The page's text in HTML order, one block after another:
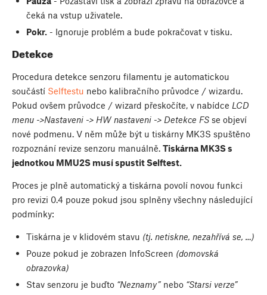
čeká na vstup uživatele.
Pokr.- Ignoruje problém a bude pokračovat v tisku.
Detekce
Procedura detekce senzoru filamentu je automatickou
součástí Selftestu nebo kalibračního průvodce / wizardu.
Pokud ovšem průvodce / wizard přeskočíte, v nabídce LCD
menu ->Nastaveni -> HW nastaveni -> Detekce FS se objeví
nové podmenu. V něm může být u tiskárny MK3S spuštěno
rozpoznání revize senzoru manuálně. Tiskárna MK3S s
jednotkou MMU2S musí spustit Selftest.
Proces je plně automatický a tiskárna povolí novou funkci
pro revizi 0.4 pouze pokud jsou splněny všechny následující
podmínky:
Tiskárna je v klidovém stavu (tj. netiskne, nezahřívá se, …)
Pouze pokud je zobrazen InfoScreen (domovská
obrazovka)
Stav senzoru je buďto “Neznamy”nebo “Starsi verze”